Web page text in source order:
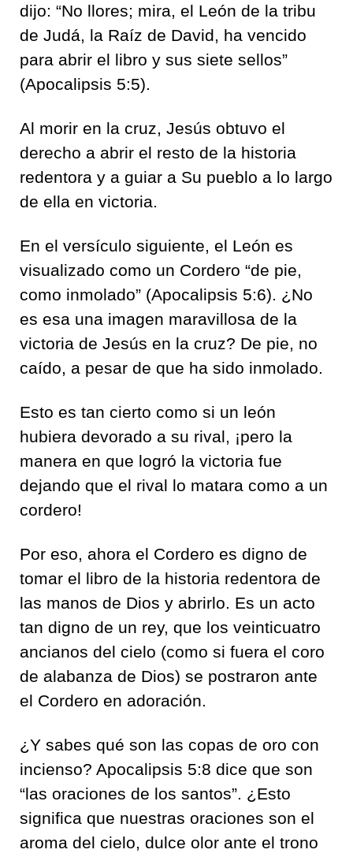
dijo: “No llores; mira, el León de la tribu
de Judá, la Raíz de David, ha vencido
para abrir el libro y sus siete sellos”
(Apocalipsis 5:5).
Al morir en la cruz, Jesús obtuvo el
derecho a abrir el resto de la historia
redentora y a guiar a Su pueblo a lo largo
de ella en victoria.
En el versículo siguiente, el León es
visualizado como un Cordero “de pie,
como inmolado” (Apocalipsis 5:6). ¿No
es esa una imagen maravillosa de la
victoria de Jesús en la cruz? De pie, no
caído, a pesar de que ha sido inmolado.
Esto es tan cierto como si un león
hubiera devorado a su rival, ¡pero la
manera en que logró la victoria fue
dejando que el rival lo matara como a un
cordero!
Por eso, ahora el Cordero es digno de
tomar el libro de la historia redentora de
las manos de Dios y abrirlo. Es un acto
tan digno de un rey, que los veinticuatro
ancianos del cielo (como si fuera el coro
de alabanza de Dios) se postraron ante
el Cordero en adoración.
¿Y sabes qué son las copas de oro con
incienso? Apocalipsis 5:8 dice que son
“las oraciones de los santos”. ¿Esto
significa que nuestras oraciones son el
aroma del cielo, dulce olor ante el trono